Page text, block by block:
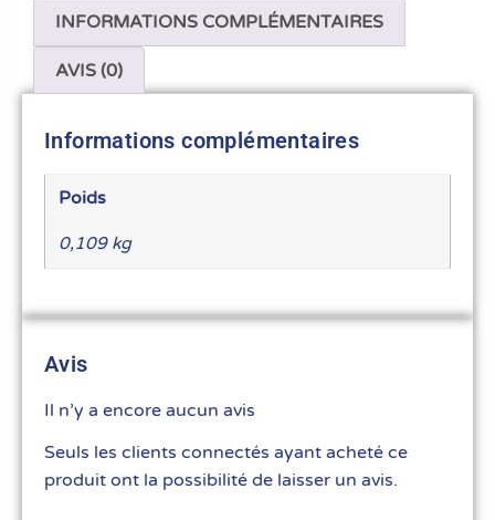
INFORMATIONS COMPLÉMENTAIRES
AVIS (0)
Informations complémentaires
Poids
0,109 kg
Avis
Il n’y a encore aucun avis
Seuls les clients connectés ayant acheté ce
produit ont la possibilité de laisser un avis.